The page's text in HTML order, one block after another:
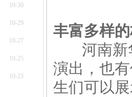
10-30
10-29
10-27
10-25
10-23
丰富多样
河南新华
演出，也
生们可以